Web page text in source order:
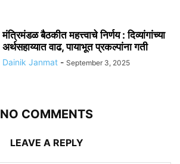
मंत्रिमंडळ बैठकीत महत्त्वाचे निर्णय : दिव्यांगांच्या
अर्थसहाय्यात वाढ, पायाभूत प्रकल्पांना गती
Dainik Janmat - September 3, 2025
NO COMMENTS
LEAVE A REPLY